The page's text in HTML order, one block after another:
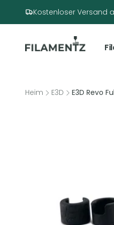
Kostenloser Versand
Heim E3D
E3D Revo